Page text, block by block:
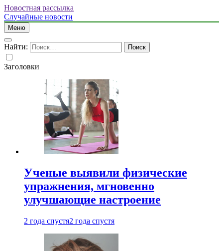
Новостная рассылка
Случайные новости
Меню
Найти:
Заголовки
Ученые выявили физические
упражнения, мгновенно
улучшающие настроение
2 года спустя2 года спустя